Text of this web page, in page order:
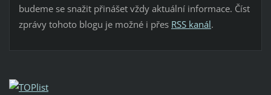
budeme se snažit přinášet vždy aktuální informace. Číst
zprávy tohoto blogu je možné i přes RSS kanál.